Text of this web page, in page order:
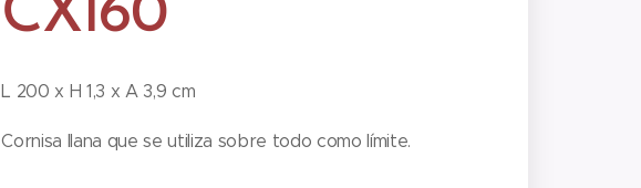
CX160
L 200 x H 1,3 x A 3,9 cm
Cornisa llana que se utiliza sobre todo como límite.